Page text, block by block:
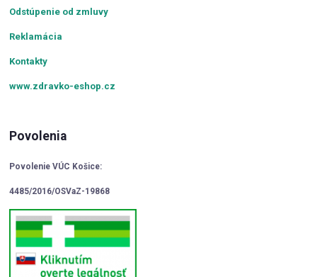
Odstúpenie od zmluvy
Reklamácia
Kontakty
www.zdravko-eshop.cz
Povolenia
Povolenie VÚC Košice:
4485/2016/OSVaZ-19868